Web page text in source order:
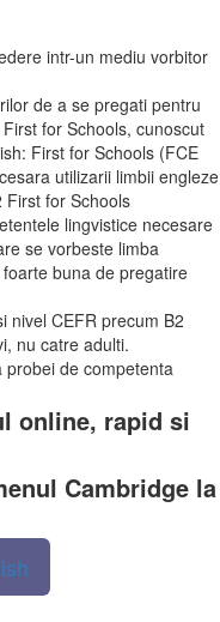
intr-un mediu vorbitor
de a se pregati pentru
for Schools, cunoscut
First for Schools (FCE
utilizarii limbii engleze
First for Schools
lingvistice necesare
se vorbeste limba
buna de pregatire
nivel CEFR precum B2
nu catre adulti.
probei de competenta
online, rapid si
Cambridge la